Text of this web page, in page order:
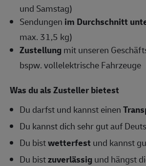
und Samstag)
Sendungen im Durchschnitt
max. 31,5 kg)
Zustellungmit unseren
bspw. vollelektrische Fahrzeuge
Was du als Zusteller bietest
Du darfst und kannst einen
Du kannst dich sehr gut auf
Du bistwetterfest und kannst
Du bistzuverlässigund hängst